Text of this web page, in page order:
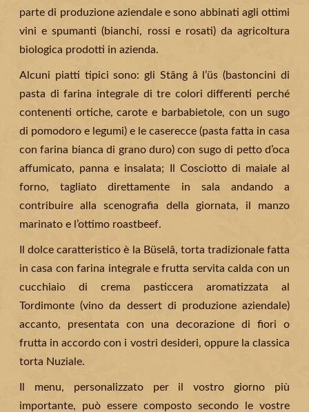
parte di produzione aziendale e sono abbinati agli ottimi
vini e spumanti (bianchi, rossi e rosati) da agricoltura
biologica prodotti in azienda.
Alcuni piatti tipici sono: gli Stâng â l’üs (bastoncini di
pasta di farina integrale di tre colori differenti perché
contenenti ortiche, carote e barbabietole, con un sugo
di pomodoro e legumi) e le caserecce (pasta fatta in casa
con farina bianca di grano duro) con sugo di petto d’oca
affumicato, panna e insalata; Il Cosciotto di maiale al
forno, tagliato direttamente in sala andando a
contribuire alla scenografia della giornata, il manzo
marinato e l’ottimo roastbeef.
Il dolce caratteristico è la Büselâ, torta tradizionale fatta
in casa con farina integrale e frutta servita calda con un
cucchiaio di crema pasticcera aromatizzata al
Tordimonte (vino da dessert di produzione aziendale)
accanto, presentata con una decorazione di fiori o
frutta in accordo con i vostri desideri, oppure la classica
torta Nuziale.
Il menu, personalizzato per il vostro giorno più
importante, può essere composto secondo le vostre